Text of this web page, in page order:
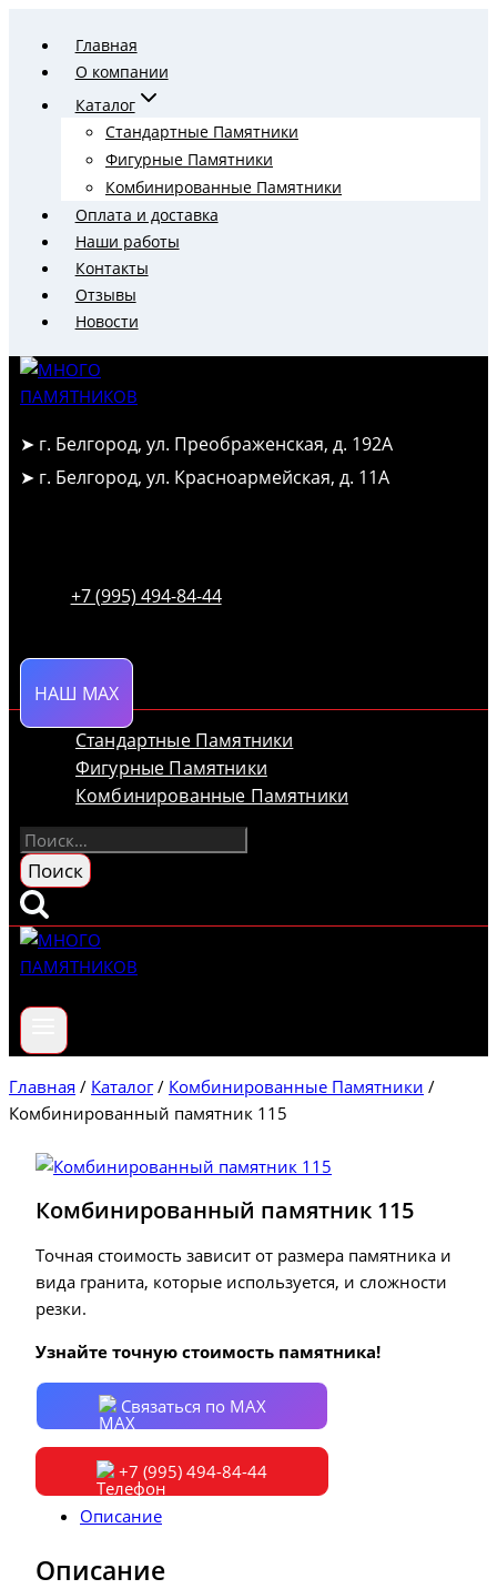
содержимому
Главная
О компании
Каталог
Стандартные Памятники
Фигурные Памятники
Комбинированные Памятники
Оплата и доставка
Наши работы
Контакты
Отзывы
Новости
➤ г. Белгород, ул. Преображенская, д. 192А
➤ г. Белгород, ул. Красноармейская, д. 11А
+7 (995) 494-84-44
НАШ MAX
Стандартные Памятники
Фигурные Памятники
Комбинированные Памятники
Найти:
Главная / Каталог / Комбинированные Памятники /
Комбинированный памятник 115
Комбинированный памятник 115
Точная стоимость зависит от размера памятника и
вида гранита, которые используется, и сложности
резки.
Узнайте точную стоимость памятника!
Связаться по MAX
+7 (995) 494-84-44
Описание
Описание